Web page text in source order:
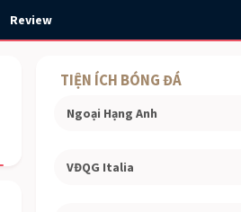
Review
TIỆN ÍCH BÓNG ĐÁ
Ngoại Hạng Anh
VĐQG Italia